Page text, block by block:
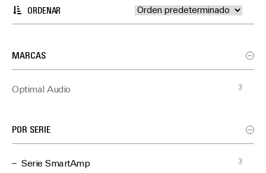
ORDENAR
MARCAS
Optimal Audio 3
POR SERIE
Serie SmartAmp 3